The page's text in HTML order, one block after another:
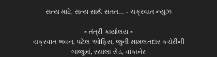
સત્ય માટે, સત્ય સાથે સતત... - ચક્રવાત ન્યુઝ
▫️ તંત્રી કાર્યાલય ▫️
ચક્રવાત ભવન, પટેલ ઓફિસ, જુની મામલતદાર કચેરીની
બાજુમાં, રસાલા રોડ, વાંકાનેર